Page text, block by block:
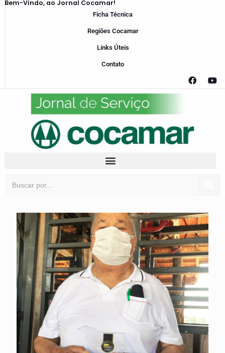
Bem-Vindo, ao Jornal Cocamar!
Ficha Técnica
Regiões Cocamar
Links Úteis
Contato